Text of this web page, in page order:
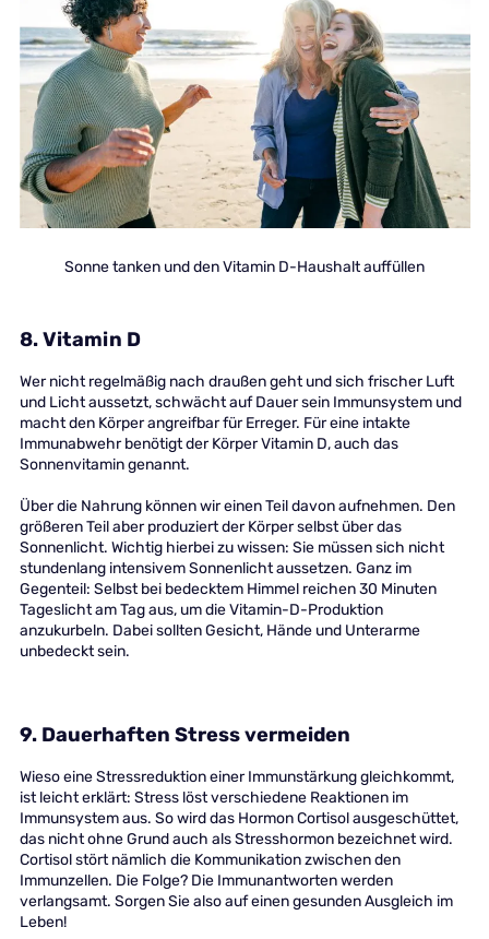
Sonne tanken und den Vitamin D-Haushalt auffüllen
8. Vitamin D
Wer nicht regelmäßig nach draußen geht und sich frischer Luft
und Licht aussetzt, schwächt auf Dauer sein Immunsystem und
macht den Körper angreifbar für Erreger. Für eine intakte
Immunabwehr benötigt der Körper Vitamin D, auch das
Sonnenvitamin genannt.
Über die Nahrung können wir einen Teil davon aufnehmen. Den
größeren Teil aber produziert der Körper selbst über das
Sonnenlicht. Wichtig hierbei zu wissen: Sie müssen sich nicht
stundenlang intensivem Sonnenlicht aussetzen. Ganz im
Gegenteil: Selbst bei bedecktem Himmel reichen 30 Minuten
Tageslicht am Tag aus, um die Vitamin-D-Produktion
anzukurbeln. Dabei sollten Gesicht, Hände und Unterarme
unbedeckt sein.
9. Dauerhaften Stress vermeiden
Wieso eine Stressreduktion einer Immunstärkung gleichkommt,
ist leicht erklärt: Stress löst verschiedene Reaktionen im
Immunsystem aus. So wird das Hormon Cortisol ausgeschüttet,
das nicht ohne Grund auch als Stresshormon bezeichnet wird.
Cortisol stört nämlich die Kommunikation zwischen den
Immunzellen. Die Folge? Die Immunantworten werden
verlangsamt. Sorgen Sie also auf einen gesunden Ausgleich im
Leben!